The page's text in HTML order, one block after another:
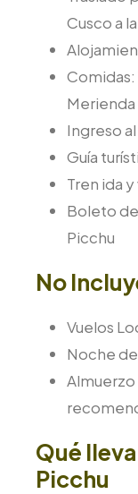
Cusco a
Comidas:
Merienda
Ingreso
Guía
Tren ida
Boleto
Picchu
No
Vuelos
Noche
Qué
Picchu